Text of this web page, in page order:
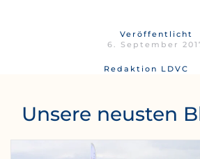
Veröffentlicht
6. September
Redaktion LDVC
Unsere neusten